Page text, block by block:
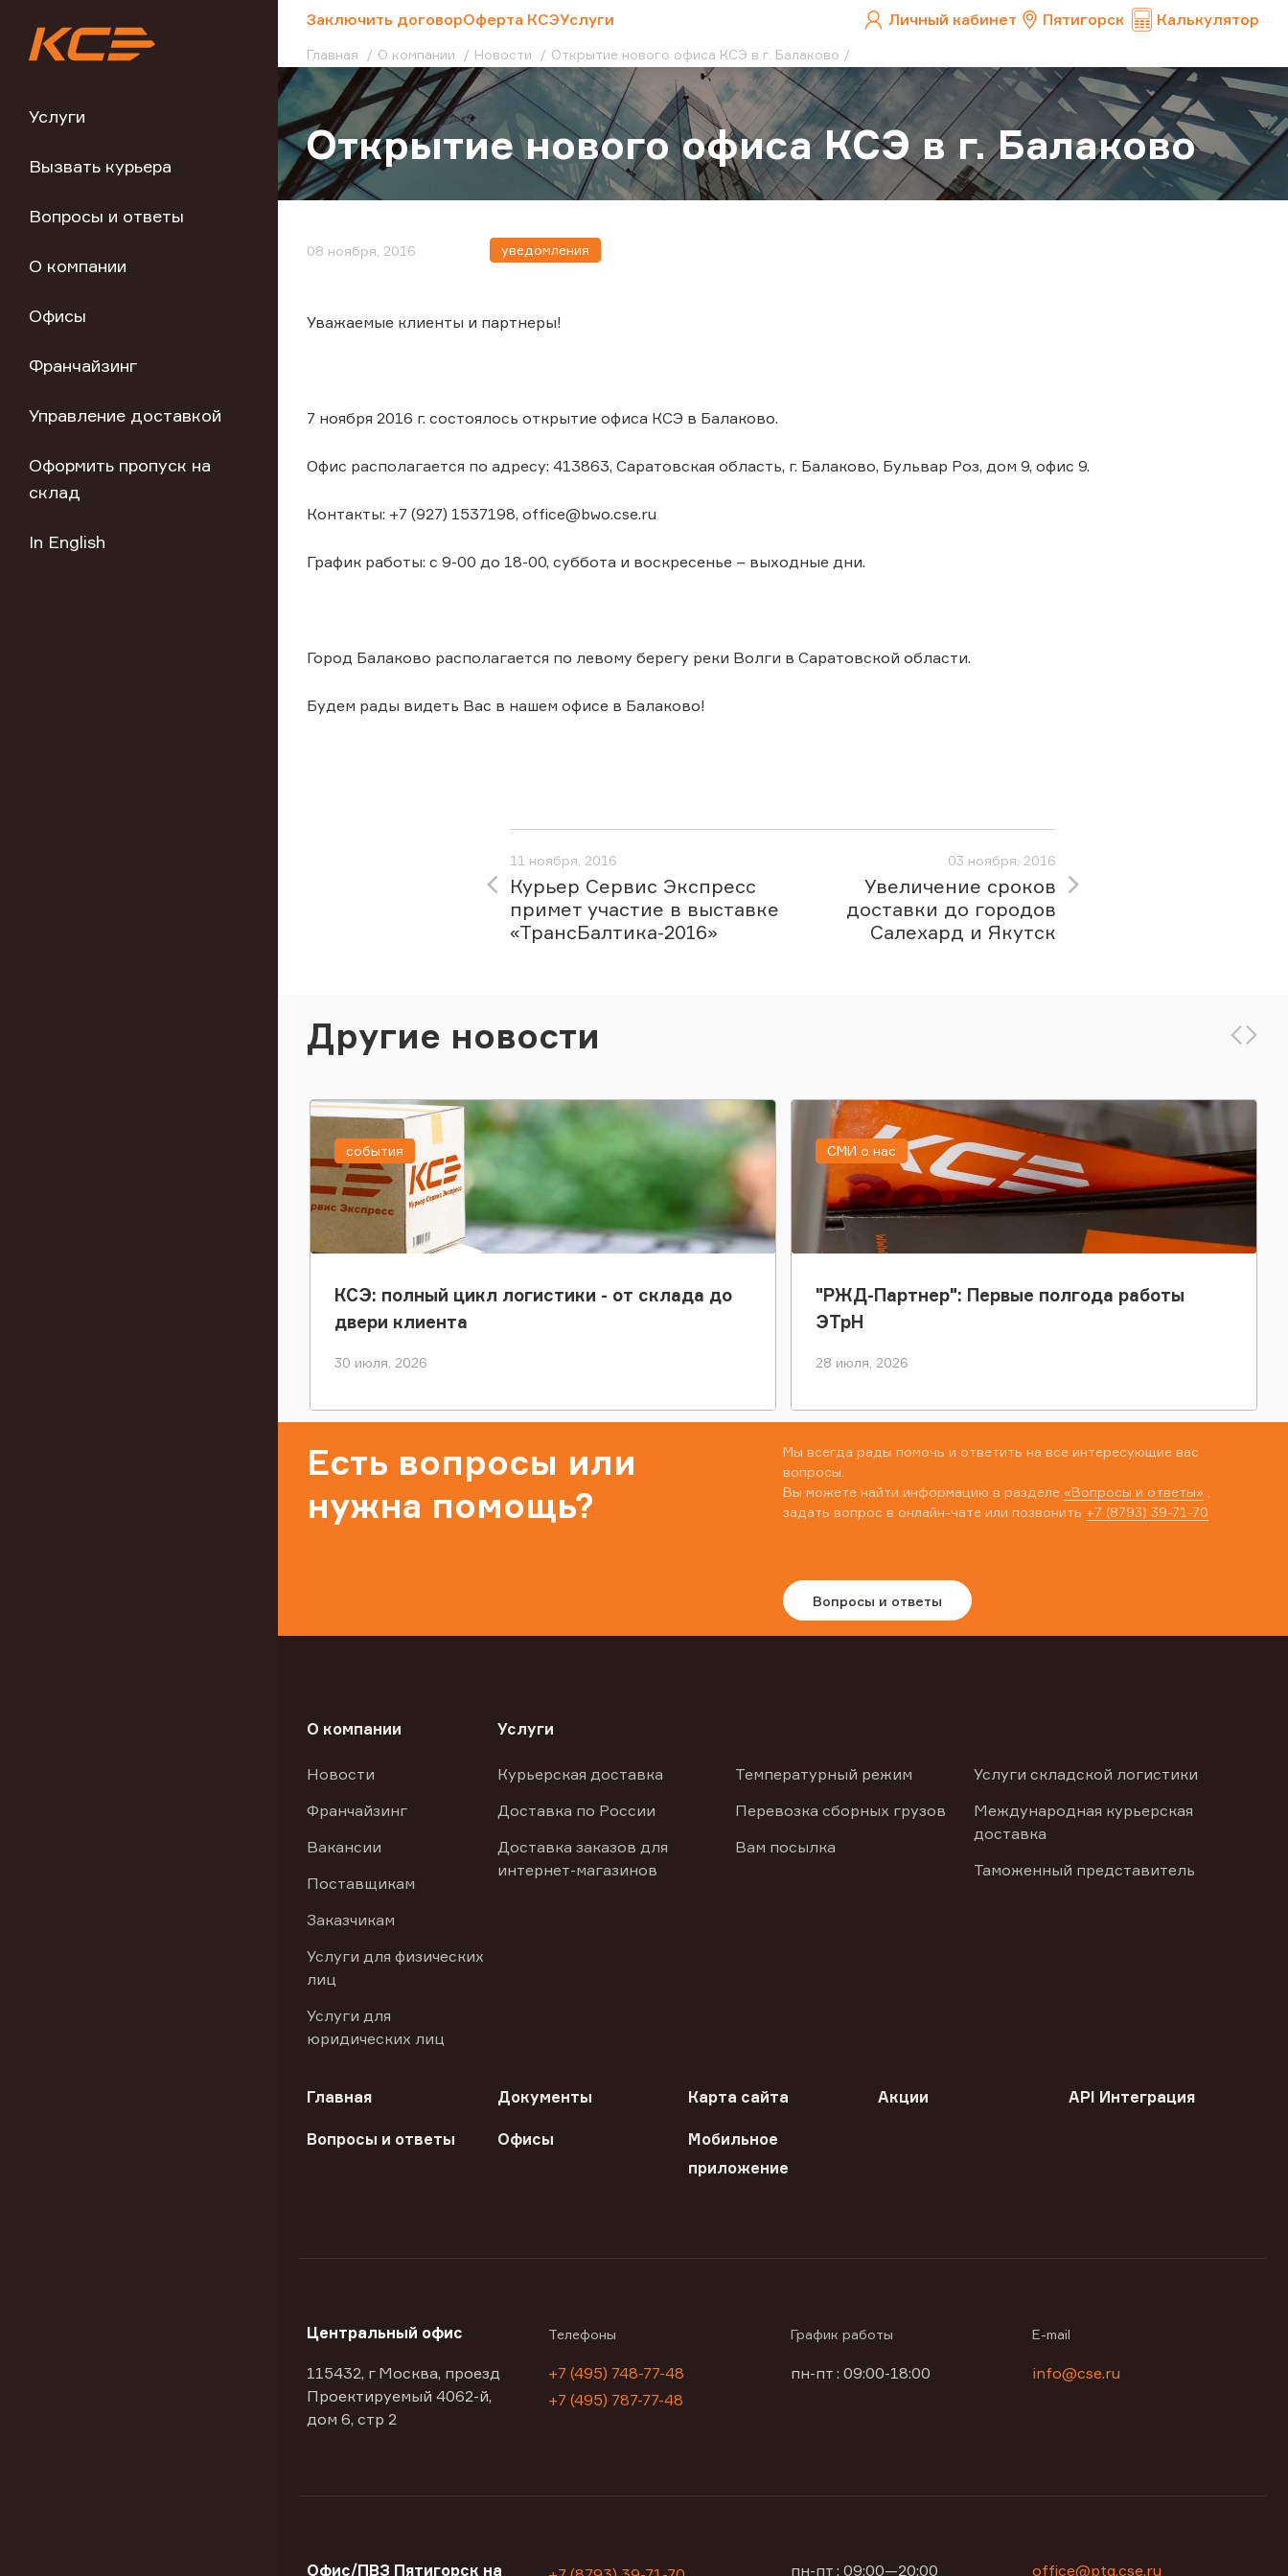
Услуги
Вызвать курьера
Вопросы и ответы
О компании
Офисы
Франчайзинг
Управление доставкой
Оформить пропуск на
склад
In English
Заключить договорОферта КСЭУслуги Личный кабинет Пятигорск Калькулятор
Главная О компании Новости Открытие нового офиса КСЭ в г. Балаково
Открытие нового офиса КСЭ в г. Балаково
08 ноября, 2016 уведомления
Уважаемые клиенты и партнеры!
7 ноября 2016 г. состоялось открытие офиса КСЭ в Балаково.
Офис располагается по адресу: 413863, Саратовская область, г. Балаково, Бульвар Роз, дом 9, офис 9.
Контакты: +7 (927) 1537198, office@bwo.cse.ru
График работы: с 9-00 до 18-00, суббота и воскресенье – выходные дни.
Город Балаково располагается по левому берегу реки Волги в Саратовской области.
Будем рады видеть Вас в нашем офисе в Балаково!
11 ноября, 2016
Курьер Сервис Экспресс
примет участие в выставке
«ТрансБалтика-2016»
03 ноября, 2016
Увеличение сроков
доставки до городов
Салехард и Якутск
Другие новости
КСЭ: полный цикл логистики - от склада до
двери клиента
30 июля, 2026
события
"РЖД-Партнер": Первые полгода работы
ЭТрН
28 июля, 2026
СМИ о нас
Есть вопросы или
нужна помощь?
Мы всегда рады помочь и ответить на все интересующие вас
вопросы.
Вы можете найти информацию в разделе «Вопросы и ответы»
задать вопрос в онлайн-чате или позвонить +7 (8793) 39-71-70
Вопросы и ответы
О компании
Новости
Франчайзинг
Вакансии
Поставщикам
Заказчикам
Услуги для физических
лиц
Услуги для
юридических лиц
Услуги
Курьерская доставка
Доставка по России
Доставка заказов для
интернет-магазинов
Температурный режим
Перевозка сборных грузов
Вам посылка
Услуги складской логистики
Международная курьерская
доставка
Таможенный представитель
Главная Документы Карта сайта Акции API Интеграция
Вопросы и ответы Офисы
Мобильное
приложение
Центральный офис
115432, г Москва, проезд
Проектируемый 4062-й,
дом 6, стр 2
Телефоны
+7 (495) 748-77-48
+7 (495) 787-77-48
График работы
пн-пт : 09:00-18:00
E-mail
info@cse.ru
Офис/ПВЗ Пятигорск на пн-пт : 09:00—20:00 office@ptg.cse.ru